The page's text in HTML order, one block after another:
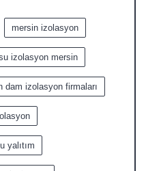
mersin izolasyon
izolasyon mersin
dam izolasyon firmaları
yalıtım